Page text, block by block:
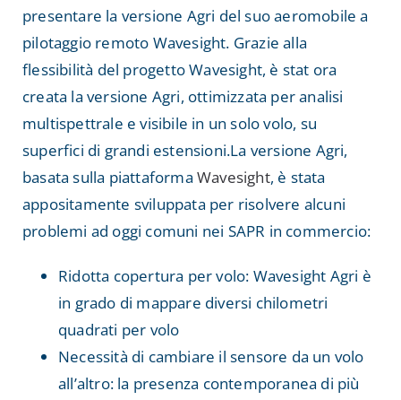
presentare la versione Agri del suo aeromobile a
pilotaggio remoto Wavesight. Grazie alla
flessibilità del progetto Wavesight, è stat ora
creata la versione Agri, ottimizzata per analisi
multispettrale e visibile in un solo volo, su
superfici di grandi estensioni.La versione Agri,
basata sulla piattaforma Wavesight, è stata
appositamente sviluppata per risolvere alcuni
problemi ad oggi comuni nei SAPR in commercio:
Ridotta copertura per volo: Wavesight Agri è
in grado di mappare diversi chilometri
quadrati per volo
Necessità di cambiare il sensore da un volo
all’altro: la presenza contemporanea di più